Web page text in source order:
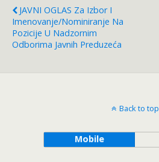
JAVNI OGLAS Za Izbor I
Imenovanje/nominiranje Na
Pozicije U Nadzornim
Odborima Javnih Preduzeća
Back to top
Mobile